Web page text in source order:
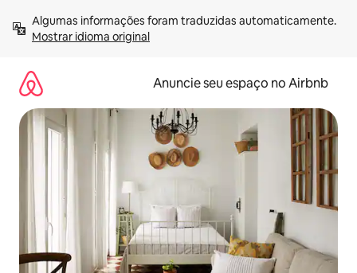
para
Mostrar idioma original
Anuncie seu espaço no Airbnb